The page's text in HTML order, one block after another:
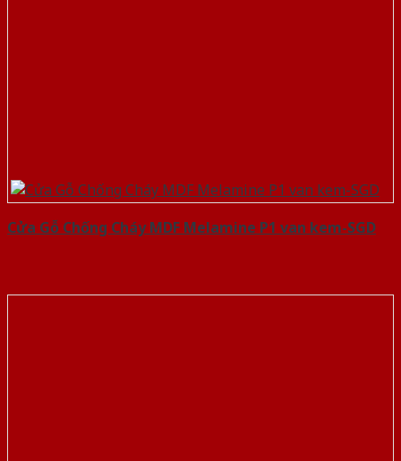
Cửa Gỗ Chống Cháy MDF Melamine P1 van kem-SGD